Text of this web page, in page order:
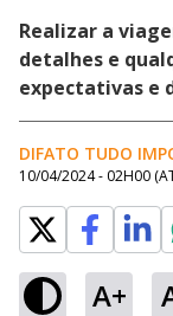
Realizar a
detalhes e
expectativas e
DIFATO TUDO
10/04/2024 - 02H00
A+